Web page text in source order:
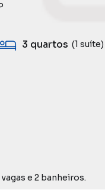
3 quartos (1 suíte)
e 2 banheiros.